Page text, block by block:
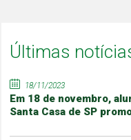
Últimas
18/11/2023
Em 18 de novembro,
Santa Casa de SP